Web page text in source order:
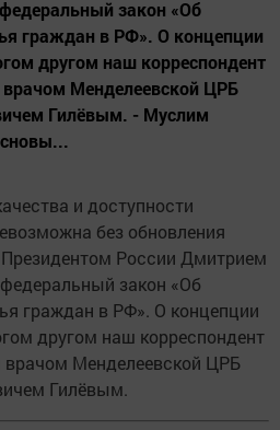
закон «Об
граждан в РФ». О концепции
другом наш корреспондент
Менделеевской ЦРБ
Гилёвым. - Муслим
и доступности
без обновления
России Дмитрием
закон «Об
граждан в РФ». О концепции
другом наш корреспондент
врачом Менделеевской ЦРБ
Гилёвым.